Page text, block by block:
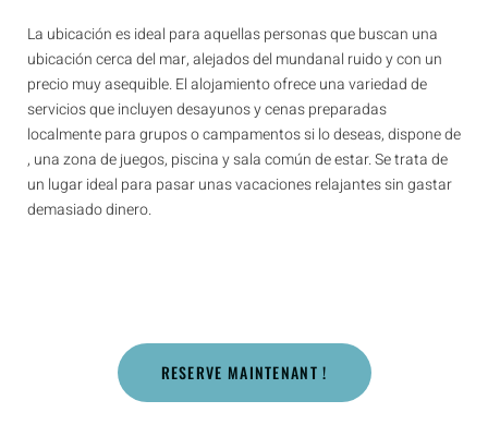
La ubicación es ideal para aquellas personas que buscan una
ubicación cerca del mar, alejados del mundanal ruido y con un
precio muy asequible. El alojamiento ofrece una variedad de
servicios que incluyen desayunos y cenas preparadas
localmente para grupos o campamentos si lo deseas, dispone de
, una zona de juegos, piscina y sala común de estar. Se trata de
un lugar ideal para pasar unas vacaciones relajantes sin gastar
demasiado dinero.
RESERVE MAINTENANT !